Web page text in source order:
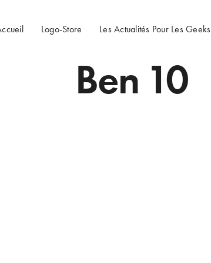
Logo-Store Les Actualités Pour Les Geeks
Ben 10